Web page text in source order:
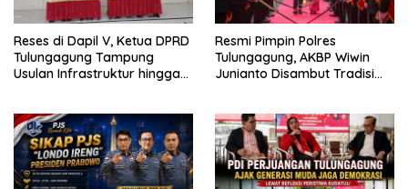
Reses di Dapil V, Ketua DPRD
Tulungagung Tampung
Usulan Infrastruktur hingga
Resmi Pimpin Polres
Tulungagung, AKBP Wiwin
Junianto Disambut Tradisi